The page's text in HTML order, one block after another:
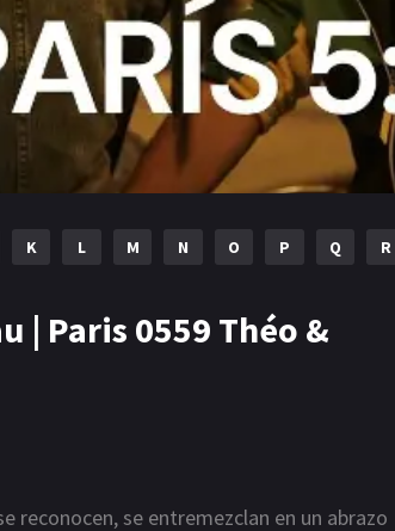
K L M N O P Q R
| Paris 0559 Théo &
reconocen, se entremezclan en un abrazo